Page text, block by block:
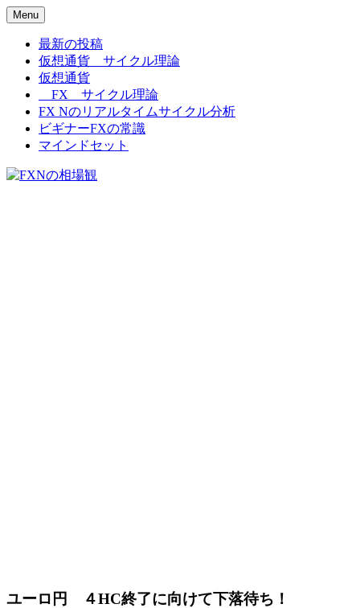
FXNの相場観
Menu
最新の投稿
仮想通貨 サイクル理論
仮想通貨
FX サイクル理論
FX Nのリアルタイムサイクル分析
ビギナーFXの常識
マインドセット
ユーロ円 ４HC終了に向けて下落待ち！